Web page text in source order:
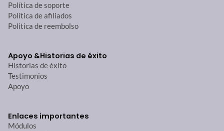
Política de soporte
Política de afiliados
Politica de reembolso
Apoyo &Historias de éxito
Historias de éxito
Testimonios
Apoyo
Enlaces importantes
Módulos